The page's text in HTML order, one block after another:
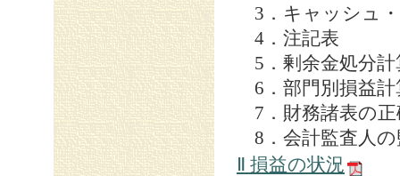
3．キャッシュ
4．注記表
5．剰余金処分
6．部門別損益
7．財務諸表の
8．会計監査人
Ⅱ 損益の状況